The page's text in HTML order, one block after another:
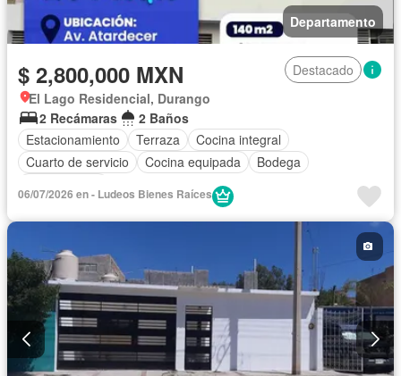
Departamento
$ 2,800,000 MXN
Destacado
El Lago Residencial, Durango
2 Recámaras
2 Baños
Estacionamiento
Terraza
Cocina integral
Cuarto de servicio
Cocina equipada
Bodega
06/07/2026 en - Ludeos Bienes Raíces